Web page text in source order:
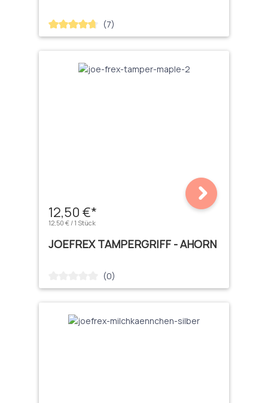
Durchschnittliche Bewertung von 4.71 von 5 Sternen
(7)
12,50 €*
12,50 € / 1 Stück
JOEFREX TAMPERGRIFF - AHORN
Durchschnittliche Bewertung von 0 von 5 Sternen
(0)